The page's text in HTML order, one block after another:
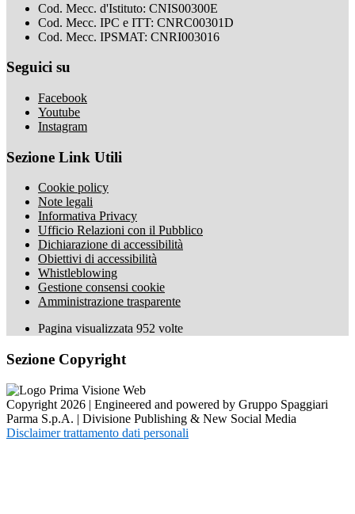
Cod. Mecc. d'Istituto: CNIS00300E
Cod. Mecc. IPC e ITT: CNRC00301D
Cod. Mecc. IPSMAT: CNRI003016
Seguici su
Facebook
Youtube
Instagram
Sezione Link Utili
Cookie policy
Note legali
Informativa Privacy
Ufficio Relazioni con il Pubblico
Dichiarazione di accessibilità
Obiettivi di accessibilità
Whistleblowing
Gestione consensi cookie
Amministrazione trasparente
Pagina visualizzata 952 volte
Sezione Copyright
Copyright 2026 | Engineered and powered by Gruppo Spaggiari
Parma S.p.A. | Divisione Publishing & New Social Media
Disclaimer trattamento dati personali